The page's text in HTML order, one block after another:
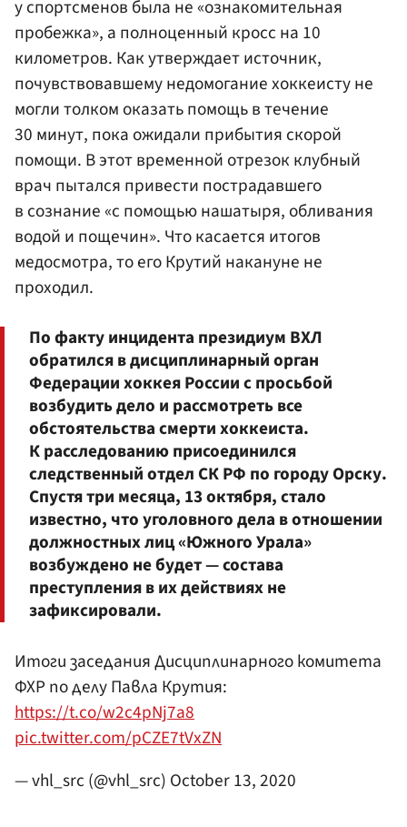
у спортсменов была не «ознакомительная
пробежка», а полноценный кросс на 10
километров. Как утверждает источник,
почувствовавшему недомогание хоккеисту не
могли толком оказать помощь в течение
30 минут, пока ожидали прибытия скорой
помощи. В этот временной отрезок клубный
врач пытался привести пострадавшего
в сознание «с помощью нашатыря, обливания
водой и пощечин». Что касается итогов
медосмотра, то его Крутий накануне не
проходил.
По факту инцидента президиум ВХЛ
обратился в дисциплинарный орган
Федерации хоккея России с просьбой
возбудить дело и рассмотреть все
обстоятельства смерти хоккеиста.
К расследованию присоединился
следственный отдел СК РФ по городу Орску.
Спустя три месяца, 13 октября, стало
известно, что уголовного дела в отношении
должностных лиц «Южного Урала»
возбуждено не будет — состава
преступления в их действиях не
зафиксировали.
Итоги заседания Дисциплинарного комитета
ФХР по делу Павла Крутия:
https://t.co/w2c4pNj7a8
pic.twitter.com/pCZE7tVxZN
— vhl_src (@vhl_src) October 13, 2020